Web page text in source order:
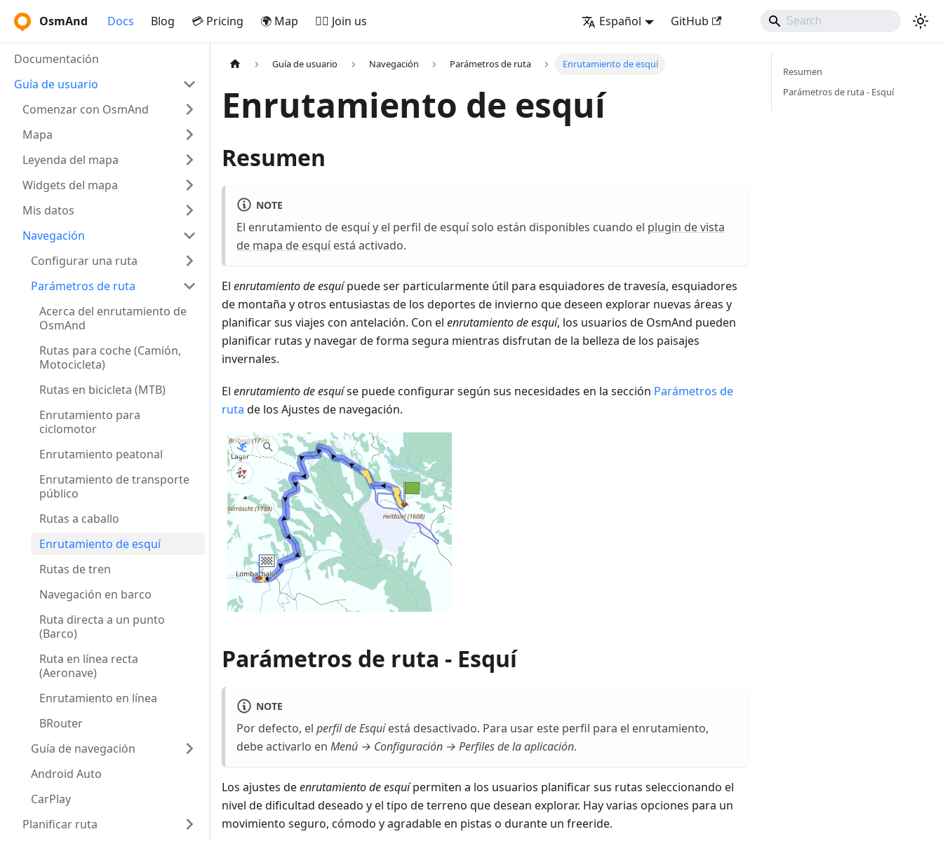
OsmAnd Docs Blog 💳 Pricing 🌍 Map 🚵‍♂️ Join us Español GitHub
Documentación
Guía de usuario
Comenzar con OsmAnd
Mapa
Leyenda del mapa
Widgets del mapa
Mis datos
Navegación
Configurar una ruta
Parámetros de ruta
Acerca del enrutamiento de
OsmAnd
Rutas para coche (Camión,
Motocicleta)
Rutas en bicicleta (MTB)
Enrutamiento para
ciclomotor
Enrutamiento peatonal
Enrutamiento de transporte
público
Rutas a caballo
Enrutamiento de esquí
Rutas de tren
Navegación en barco
Ruta directa a un punto
(Barco)
Ruta en línea recta
(Aeronave)
Enrutamiento en línea
BRouter
Guía de navegación
Android Auto
CarPlay
Planificar ruta
Guía de usuario Navegación Parámetros de ruta Enrutamiento de esquí
Enrutamiento de esquí
Resumen
NOTE
El enrutamiento de esquí y el perfil de esquí solo están disponibles cuando el plugin de vista
de mapa de esquí está activado.
El enrutamiento de esquípuede ser particularmente útil para esquiadores de travesía, esquiadores
de montaña y otros entusiastas de los deportes de invierno que deseen explorar nuevas áreas y
planificar sus viajes con antelación. Con el enrutamiento de esquí, los usuarios de OsmAnd pueden
planificar rutas y navegar de forma segura mientras disfrutan de la belleza de los paisajes
invernales.
El enrutamiento de esquíse puede configurar según sus necesidades en la sección Parámetros de
ruta de los Ajustes de navegación.
Parámetros de ruta - Esquí
NOTE
Por defecto, el perfil de Esquíestá desactivado. Para usar este perfil para el enrutamiento,
debe activarlo en Menú → Configuración → Perfiles de la aplicación.
Los ajustes deenrutamiento de esquípermiten a los usuarios planificar sus rutas seleccionando el
nivel de dificultad deseado y el tipo de terreno que desean explorar. Hay varias opciones para un
movimiento seguro, cómodo y agradable en pistas o durante un freeride.
Resumen
Parámetros de ruta - Esquí